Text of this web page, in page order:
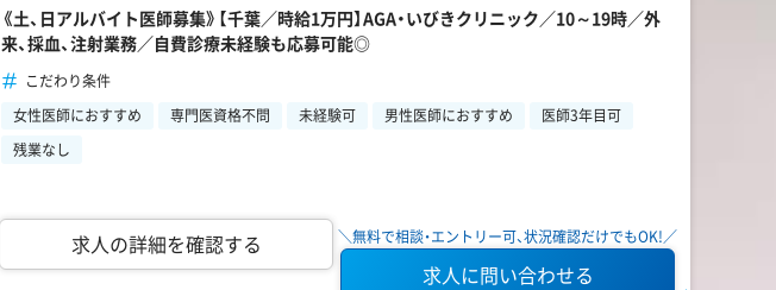
《土、日アルバイト医師募集》【千葉／時給1万円】AGA・いびきクリニック／10～19時／外
来、採血、注射業務／自費診療未経験も応募可能◎
こだわり条件
女性医師におすすめ
専門医資格不問 未経験可 男性医師におすすめ
医師3年目可
残業なし
求人の詳細を確認する ＼無料で相談・エントリー可、状況確認だけでもOK!／
求人に問い合わせる